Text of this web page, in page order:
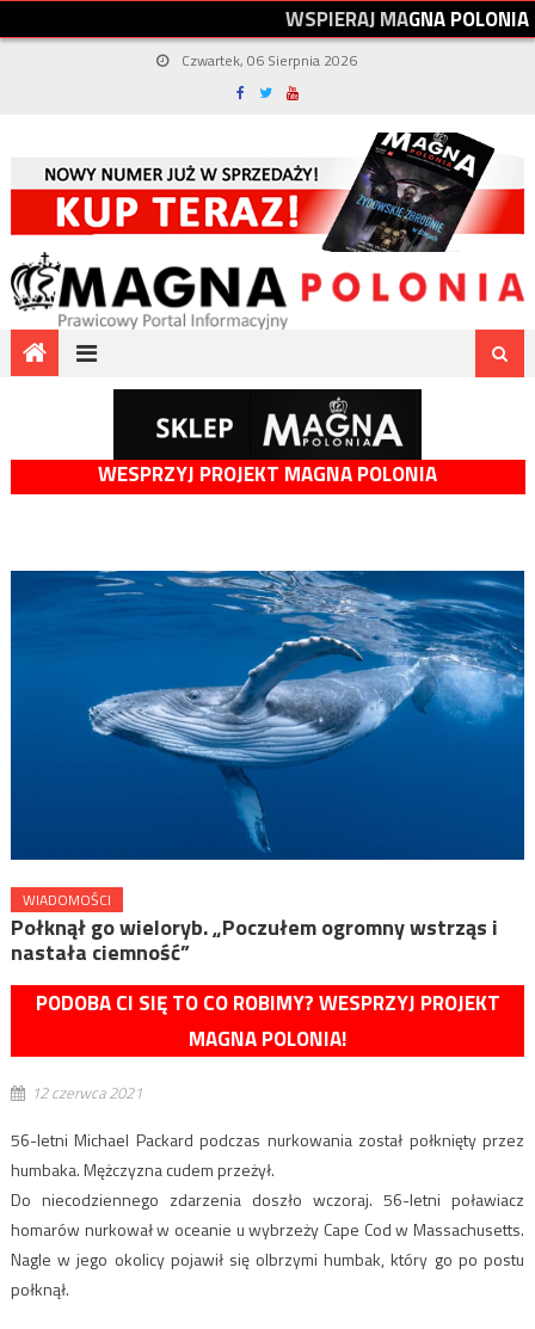
WSPIERAJMAGNAPOLONIA
Czwartek, 06 Sierpnia 2026
WESPRZYJ PROJEKT MAGNA POLONIA
WIADOMOŚCI
Połknął go wieloryb. „Poczułem ogromny wstrząs i
nastała ciemność”
PODOBA CI SIĘ TO CO ROBIMY? WESPRZYJ PROJEKT
MAGNA POLONIA!
12 czerwca 2021
56-letni Michael Packard podczas nurkowania został połknięty przez
humbaka. Mężczyzna cudem przeżył.
Do niecodziennego zdarzenia doszło wczoraj. 56-letni poławiacz
homarów nurkował w oceanie u wybrzeży Cape Cod w Massachusetts.
Nagle w jego okolicy pojawił się olbrzymi humbak, który go po postu
połknął.